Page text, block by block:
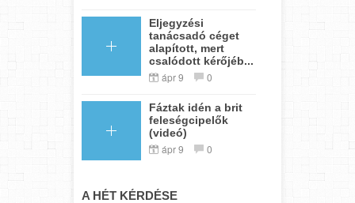
Eljegyzési
tanácsadó céget
alapított, mert
csalódott kérőjéb...
ápr 9 0
Fáztak idén a brit
feleségcipelők
(videó)
ápr 9 0
A HÉT KÉRDÉSE